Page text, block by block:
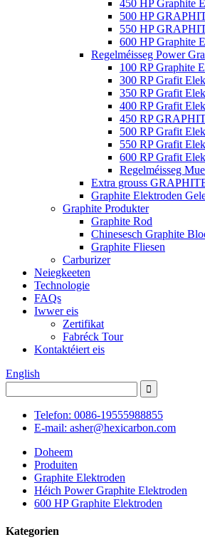
450 HP Graphite
500 HP
550 HP
600 HP Graphite
Regelméisseg Power
100 RP Graphite
300 RP Grafit
350 RP Grafit
400 RP Grafit
450 RP
500 RP Grafit
550 RP Grafit
600 RP Grafit
Regelméisseg
Extra grouss
Graphite Elektroden
Graphite Produkter
Graphite Rod
Chinesesch Graphite
Graphite Fliesen
Carburizer
Neiegkeeten
Technologie
FAQs
Iwwer eis
Zertifikat
Fabréck Tour
Kontaktéiert eis
English
Telefon: 0086-19555988855
E-mail: asher@hexicarbon.com
Doheem
Produiten
Graphite Elektroden
Héich Power Graphite Elektroden
600 HP Graphite Elektroden
Kategorien